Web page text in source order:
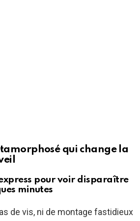
qui change la
pour voir disparaître
minutes
de vis, ni de montage fastidieux